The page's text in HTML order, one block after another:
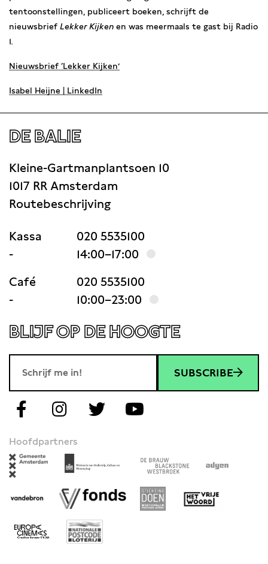
tentoonstellingen, publiceert boeken, schrijft de
nieuwsbrief Lekker Kijken en was meermaals te gast bij Radio
1.
Nieuwsbrief ‘Lekker Kijken’
Isabel Heijne | LinkedIn
DE BALIE
Kleine-Gartmanplantsoen 10
1017 RR Amsterdam
Routebeschrijving
Kassa
020 5535100
-
14:00–17:00
Café
020 5535100
-
10:00–23:00
BLIJF OP DE HOOGTE
SUBSCRIBE
Hoofdpartners